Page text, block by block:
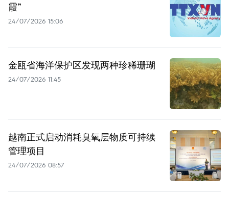
霞”
24/07/2026 15:06
金瓯省海洋保护区发现两种珍稀珊瑚
24/07/2026 11:45
越南正式启动消耗臭氧层物质可持续
管理项目
24/07/2026 08:57